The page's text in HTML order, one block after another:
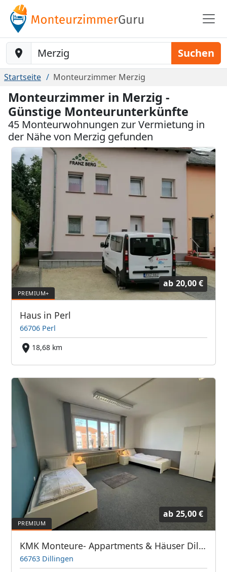
Baustelle-Location Suchen
Startseite Monteurzimmer Merzig
Monteurzimmer in Merzig -
Günstige Monteurunterkünfte
45 Monteurwohnungen zur Vermietung in
der Nähe von Merzig gefunden
ab 20,00 €
Haus in Perl
66706 Perl
18,68 km
ab 25,00 €
KMK Monteure- Appartments & Häuser Dillingen Saar - Bis zu 250 Betten
66763 Dillingen